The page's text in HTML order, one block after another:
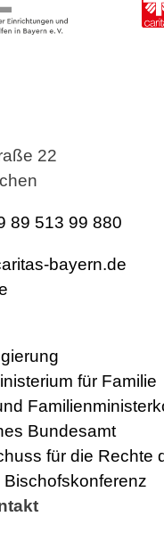
22
89 513 99 880
bayern.de
für Familie
Bundesamt
für die Rechte
Bischofskonferenz